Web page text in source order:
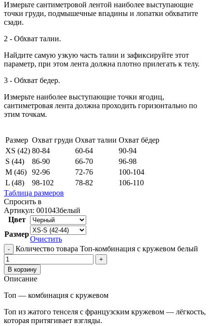
Измерьте сантиметровой лентой наиболее выступающие
точки груди, подмышечные впадины и лопатки обхватите
сзади.
2 - Обхват талии.
Найдите самую узкую часть талии и зафиксируйте этот
параметр, при этом лента должна плотно прилегать к телу.
3 - Обхват бедер.
Измерьте наиболее выступающие точки ягодиц,
сантиметровая лента должна проходить горизонтально по
этим точкам.
Размер Охват груди Охват талии Охват бёдер
XS (42) 80-84 60-64
90-94
S (44)
86-90 66-70
96-98
М (46)
92-96 72-76
100-104
L (48)
98-102 78-82
106-110
Таблица размеров
Спросить в
Артикул: 001043белый
Цвет
Размер
Очистить
Количество товара Топ-комбинация с кружевом белый
В корзину
Описание
Топ — комбинация с кружевом
Топ из жатого тенселя с французским кружевом — лёгкость,
которая притягивает взгляды.